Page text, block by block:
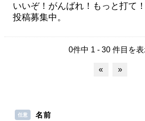
いいぞ！がんばれ！もっと打て
投稿募集中。
0件中 1 - 30 件目を
« »
任意 名前